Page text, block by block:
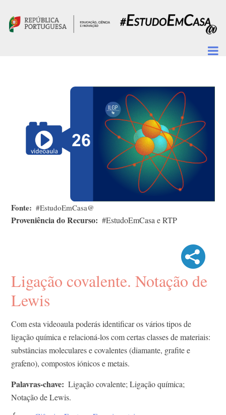
Fonte #EstudoEmCasa@
Proveniência do Recurso #EstudoEmCasa e RTP
Ligação covalente. Notação de
Lewis
Com esta videoaula poderás identificar os vários tipos de
ligação química e relacioná-los com certas classes de materiais:
substâncias moleculares e covalentes (diamante, grafite e
grafeno), compostos iónicos e metais.
Palavras-chave
Ligação covalente; Ligação química;
Notação de Lewis.